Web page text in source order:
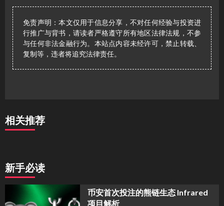
免责声明：本文仅用于信息分享，不对任何经验与投资进
行推广与背书，请读者严格遵守所有地区法律法规，不参
与任何非法金融行为。本站点内容未经许可，禁止转载、
复制等，违者将追究法律责任。
相关推荐
新手必读
币安首次投注的熊链生态 Infrared
项目解析